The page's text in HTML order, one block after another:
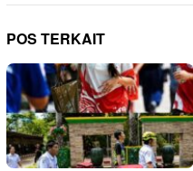
POS TERKAIT